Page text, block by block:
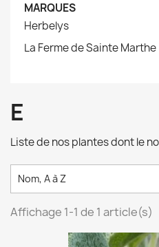
MARQUES
Herbelys
La Ferme de Sainte Marthe
E
Liste de nos plantes dont le
Nom, A à Z
Affichage 1-1 de 1 article(s)